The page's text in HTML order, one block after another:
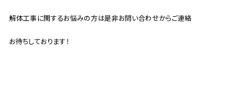
解体工事に関するお悩みの方は是非お問い合わせからご連絡
お待ちしております！